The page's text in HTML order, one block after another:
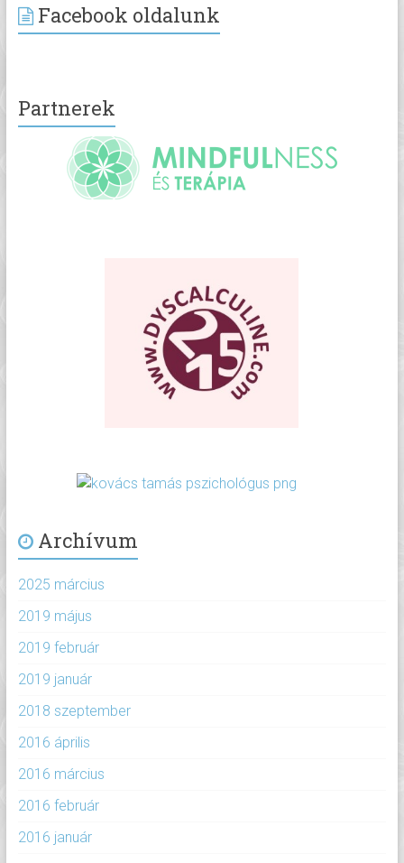
Facebook oldalunk
Partnerek
Archívum
2025 március
2019 május
2019 február
2019 január
2018 szeptember
2016 április
2016 március
2016 február
2016 január